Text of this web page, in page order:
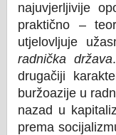
najuvjerljivije
praktično –
utjelovljuje
radnička država
drugačiji
buržoazije u
nazad u
prema